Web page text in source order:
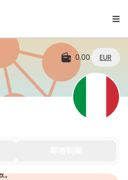
0.00 EUR
在何处，始终保持连接
。